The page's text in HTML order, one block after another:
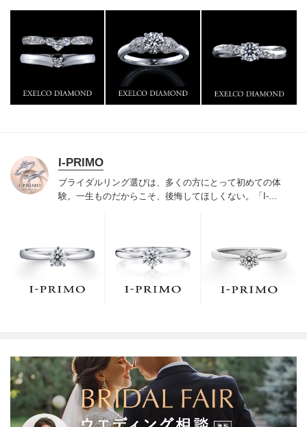
ベルギー発祥で200年以上の歴史がある真のカッターズ
門店としてリングのデザインや品質にもこだわっていま
す。おふたりに本物の輝きを一生身に着けていただきた
い想いで「ヴァージン・ダイヤモンド」「ハードプラチ
ナ」「保証内容」にこだわっています。
I-PRIMO
ブライダルリング選びは、多くの方にとって初めての体
験。一生ものだからこそ、後悔してほしくない。「I-
でお待ちしております。リング選びの最初の一歩をご一
緒に。まずは、アイプリモへ。